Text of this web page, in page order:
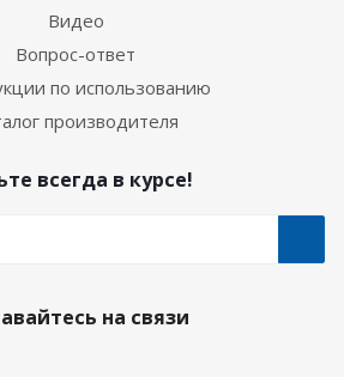
Видео
Вопрос-ответ
по использованию
производителя
всегда в курсе!
на связи